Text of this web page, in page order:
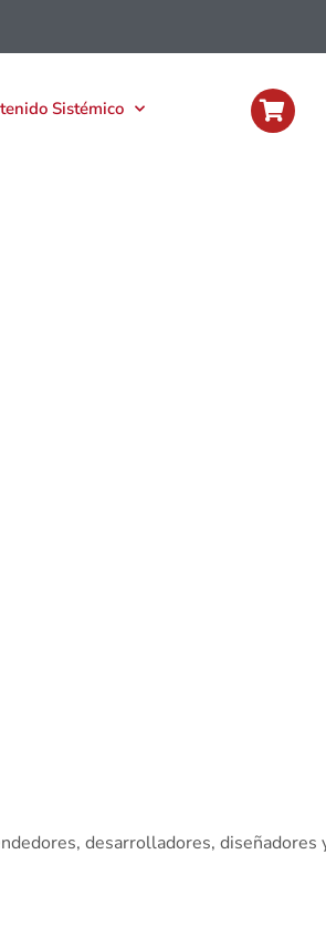
Sistémico
desarrolladores, diseñadores